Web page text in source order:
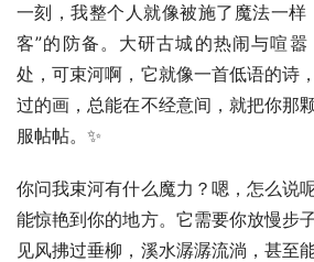
一刻，我整个人就像被施了魔法一样
客”的防备。大研古城的热闹与喧
处，可束河啊，它就像一首低语的诗
过的画，总能在不经意间，就把你那
服帖帖。✨
你问我束河有什么魔力？嗯，怎么说
能惊艳到你的地方。它需要你放慢步
见风拂过垂柳，溪水潺潺流淌，甚至